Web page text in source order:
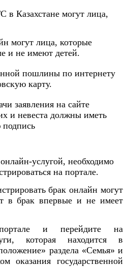
в Казахстане могут лица,
могут лица, которые
и не имеют детей.
пошлины по интернету
карту.
заявления на сайте
и невеста должны иметь
услугой, необходимо
на портале.
брак онлайн могут
в брак впервые и не имеет
и перейдите на
, которая находится в
раздела «Семья» и
оказания государственной